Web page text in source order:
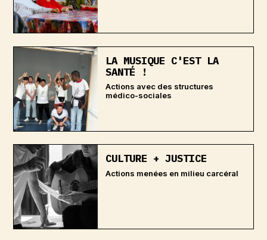
LA MUSIQUE C'EST LA
SANTÉ !
Actions avec des structures
médico-sociales
CULTURE + JUSTICE
Actions menées en milieu carcéral